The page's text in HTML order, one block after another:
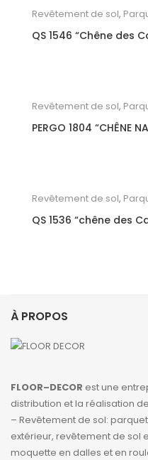
Revêtement de sol,
QS 1546 “Chêne des
Revêtement de sol,
PERGO 1804 “CHÊNE
Revêtement de sol,
QS 1536 “chêne des
À PROPOS
FLOOR–DECOR est une
distribution et la réalisation
– Revêtement de sol:
extérieur, revêtement de sol
moquette en dalles et en